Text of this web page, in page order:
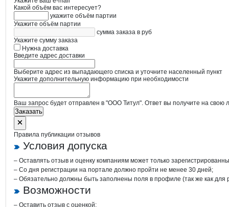
Какой объём вас интересует?
укажите объём партии
Укажите объём партии
сумма заказа в руб
Укажите сумму заказа
Нужна доставка
Введите адрес доставки
Выберите адрес из выпадающего списка и уточните населенный пункт
Укажите дополнительную информацию при необходимости
Ваш запрос будет отправлен в "ООО Титул". Ответ вы получите на свою
Заказать
Правила публикации отзывов
Условия допуска
– Оставлять отзыв и оценку компаниям может только
– Со дня регистрации на портале должно пройти не менее 30 дней;
– Обязательно должны быть заполнены поля в профиле (так же как
Возможности
– Оставить отзыв с оценкой;